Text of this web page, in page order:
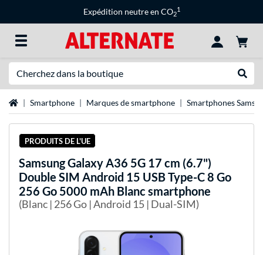
Expédition neutre en CO2
1
Page d'accueil
Smartphone Marques de smartphone Smartphones
PRODUITS DE L'UE
SamsungGalaxy A36 5G 17 cm (6.7")
Double SIM Android 15 USB Type-C 8 Go
256 Go 5000 mAh Blanc smartphone
(Blanc | 256 Go | Android 15 | Dual-SIM)